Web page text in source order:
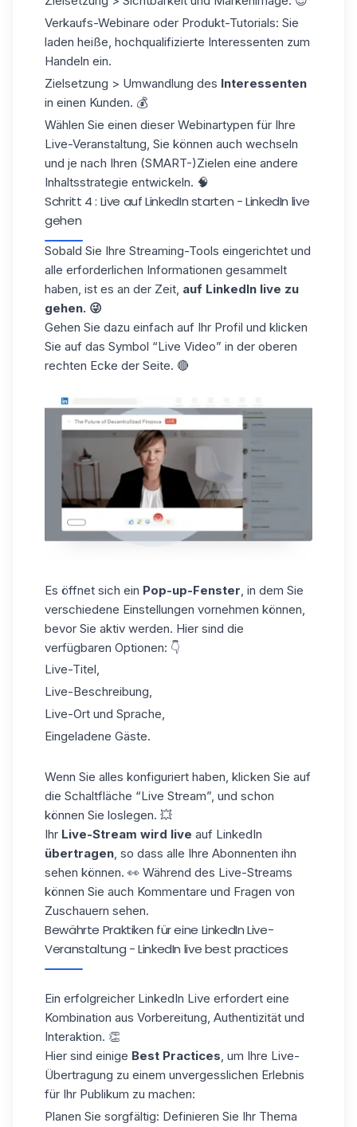
Verkaufs-Webinare oder Produkt-Tutorials: Sie
laden heiße, hochqualifizierte Interessenten zum
Handeln ein.
Zielsetzung > Umwandlung des Interessenten
in einen Kunden. 💰
Wählen Sie einen dieser Webinartypen für Ihre
Live-Veranstaltung, Sie können auch wechseln
und je nach Ihren (SMART-)Zielen eine andere
Inhaltsstrategie entwickeln. 🧠
Schritt 4 : Live auf LinkedIn starten - LinkedIn live
gehen
Sobald Sie Ihre Streaming-Tools eingerichtet und
alle erforderlichen Informationen gesammelt
haben, ist es an der Zeit, auf LinkedIn live zu
gehen. 😜
Gehen Sie dazu einfach auf Ihr Profil und klicken
Sie auf das Symbol “Live Video” in der oberen
rechten Ecke der Seite. 🔴
Es öffnet sich ein Pop-up-Fenster , in dem Sie
verschiedene Einstellungen vornehmen können,
bevor Sie aktiv werden. Hier sind die
verfügbaren Optionen: 👇
Live-Titel,
Live-Beschreibung,
Live-Ort und Sprache,
Eingeladene Gäste.
Wenn Sie alles konfiguriert haben, klicken Sie auf
die Schaltfläche “Live Stream”, und schon
können Sie loslegen. 💥
Ihr Live-Stream wird live auf LinkedIn
übertragen, so dass alle Ihre Abonnenten ihn
sehen können. 👀 Während des Live-Streams
können Sie auch Kommentare und Fragen von
Zuschauern sehen.
Bewährte Praktiken für eine LinkedIn Live-
Veranstaltung - LinkedIn live best practices
Ein erfolgreicher LinkedIn Live erfordert eine
Kombination aus Vorbereitung, Authentizität und
Interaktion. 👏
Hier sind einige Best Practices, um Ihre Live-
Übertragung zu einem unvergesslichen Erlebnis
für Ihr Publikum zu machen:
Planen Sie sorgfältig: Definieren Sie Ihr Thema